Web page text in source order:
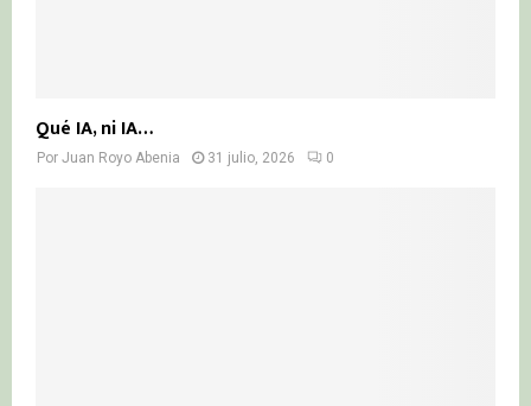
Qué IA, ni IA…
Por Juan Royo Abenia 31 julio, 2026 0